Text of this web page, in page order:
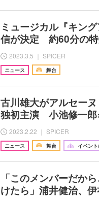
ミュージカル『キン
信が決定 約60分の
2023.3.5 ｜ SPICER
ニュース 舞台
古川雄大がアルセー
独初主演 小池修一
2023.2.22 ｜ SPICER
ニュース 舞台 イベン
「このメンバーだか
けたら」浦井健治、